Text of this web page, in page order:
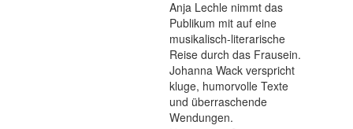
Anja Lechle nimmt das
Publikum mit auf eine
musikalisch-literarische
Reise durch das Frausein.
Johanna Wack verspricht
kluge, humorvolle Texte
und überraschende
Wendungen.